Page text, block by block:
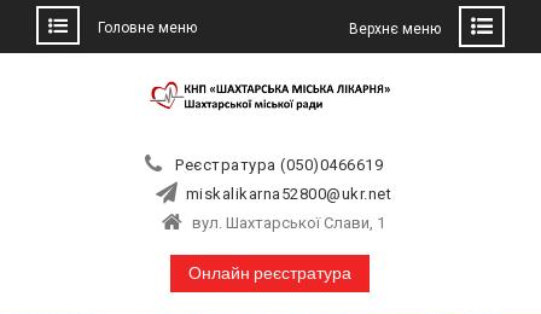
Головне меню Верхнє меню
Реєстратура (050)0466619
miskalikarna52800@ukr.net
вул. Шахтарської Слави, 1
Онлайн реєстратура